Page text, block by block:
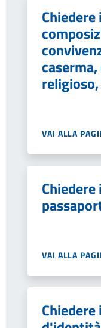
religioso,
VAI ALLA
VAI ALLA